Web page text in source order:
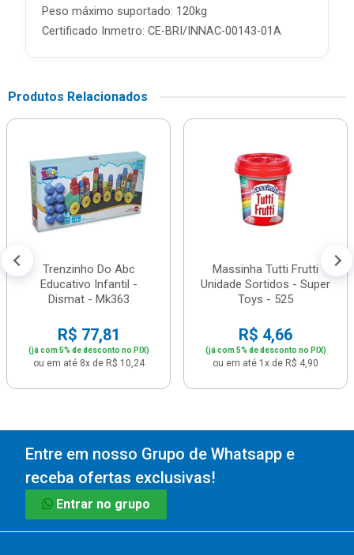
Peso máximo suportado: 120kg
Certificado Inmetro: CE-BRI/INNAC-00143-01A
Produtos Relacionados
Trenzinho Do Abc
Educativo Infantil -
Dismat - Mk363
R$ 77,81
(já com 5% de desconto no PIX)
ou em até 8x de R$ 10,24
Massinha Tutti Frutti
Unidade Sortidos - Super
Toys - 525
R$ 4,66
(já com 5% de desconto no PIX)
ou em até 1x de R$ 4,90
Entre em nosso Grupo de Whatsapp e
receba ofertas exclusivas!
Entrar no grupo